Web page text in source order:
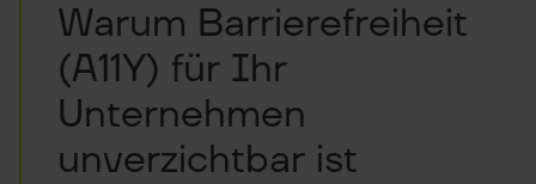
Warum Barrierefreiheit
(A11Y) für Ihr
Unternehmen
unverzichtbar ist